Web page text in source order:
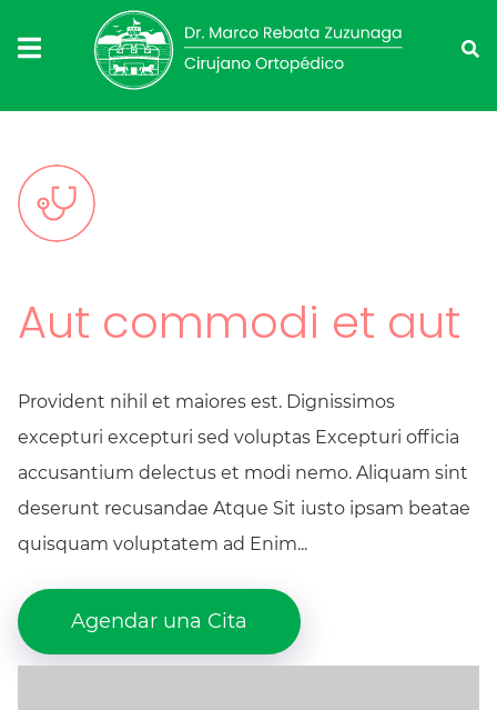
Aut commodi et aut
Provident nihil et maiores est. Dignissimos
excepturi excepturi sed voluptas Excepturi officia
accusantium delectus et modi nemo. Aliquam sint
deserunt recusandae Atque Sit iusto ipsam beatae
quisquam voluptatem ad Enim...
Agendar una Cita